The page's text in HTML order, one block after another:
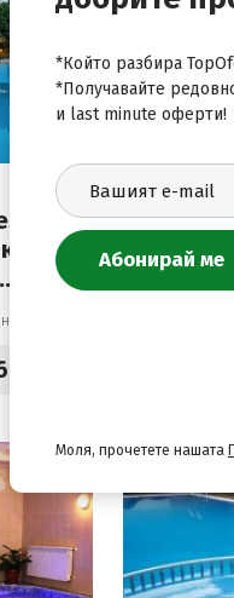
и
/ 1 нощувка
Хисаря,
СПА
Нощувка
*Който разбира
*Получавайте
и last minute оферти!
Моля, прочетете нашата